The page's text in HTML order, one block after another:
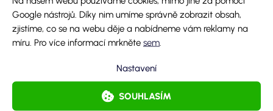
Google nástrojů. Díky nim umíme správně zobrazit obsah,
zjistíme, co se na webu děje a nabídneme vám reklamy na
míru. Pro více informací mrkněte sem
SOUHLASÍM
Nastavení
6 000 000 Kč
Cena losu
100 Kč